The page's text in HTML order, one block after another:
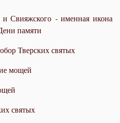
и Свияжского - именная икона
памяти
Тверских святых
мощей
святых